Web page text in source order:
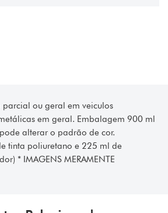
ou geral em veiculos
em geral. Embalagem 900 ml
alterar o padrão de cor.
tinta poliuretano e 225 ml de
* IMAGENS MERAMENTE